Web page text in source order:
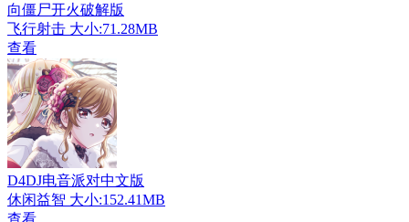
向僵尸开火破解版
飞行射击 大小:71.28MB
查看
D4DJ电音派对中文版
休闲益智 大小:152.41MB